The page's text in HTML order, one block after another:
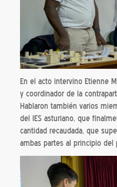
En el acto intervino Etienne
y coordinador de la
Hablaron también varios
del IES asturiano, que
cantidad recaudada, que
ambas partes al principio del